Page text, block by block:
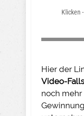
Klicken
Hier der
Video-
noch mehr